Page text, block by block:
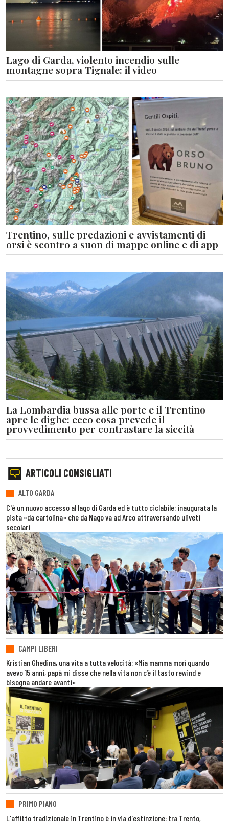
Lago di Garda, violento incendio sulle
montagne sopra Tignale: il video
Trentino, sulle predazioni e avvistamenti di
orsi è scontro a suon di mappe online e di app
La Lombardia bussa alle porte e il Trentino
apre le dighe: ecco cosa prevede il
provvedimento per contrastare la siccità
ARTICOLI CONSIGLIATI
ALTO GARDA
C'è un nuovo accesso al lago di Garda ed è tutto ciclabile: inaugurata la
pista «da cartolina» che da Nago va ad Arco attraversando uliveti
secolari
CAMPI LIBERI
Kristian Ghedina, una vita a tutta velocità: «Mia mamma morì quando
avevo 15 anni, papà mi disse che nella vita non c’è il tasto rewind e
bisogna andare avanti»
PRIMO PIANO
L'affitto tradizionale in Trentino è in via d'estinzione: tra Trento,